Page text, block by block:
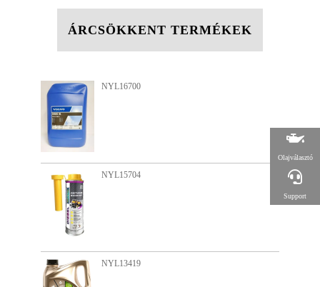
ÁRCSÖKKENT TERMÉKEK
Olajválasztó
Support